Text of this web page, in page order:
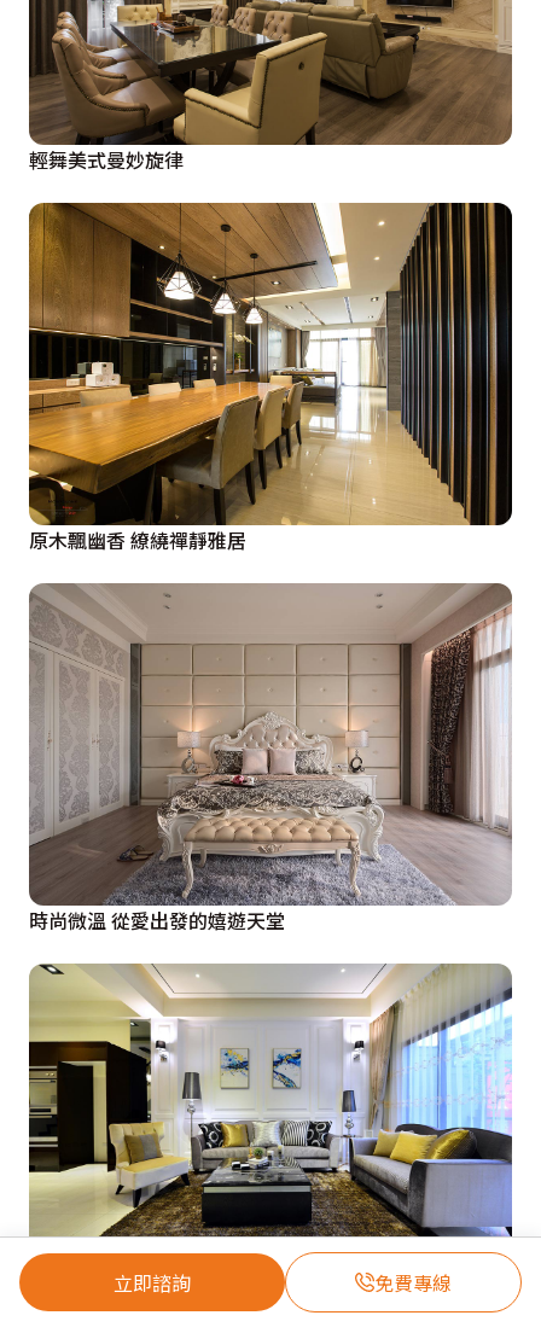
立即諮詢 免費專線
輕舞美式曼妙旋律
原木飄幽香 繚繞禪靜雅居
時尚微溫 從愛出發的嬉遊天堂
輕奢入主 新古典意象